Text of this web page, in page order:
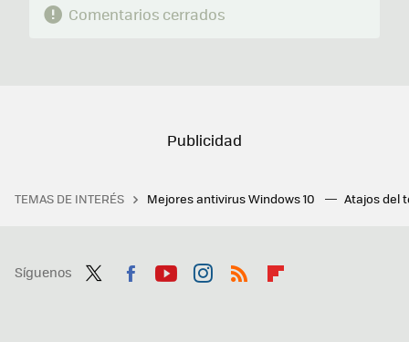
Comentarios cerrados
TEMAS DE INTERÉS Mejores antivirus Windows 10 Atajos del
Síguenos